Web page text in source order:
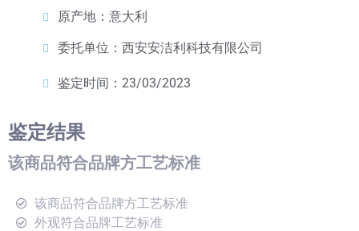
原产地：意大利
委托单位：西安安洁利科技有限公司
鉴定时间：23/03/2023
鉴定结果
该商品符合品牌方工艺标准
该商品符合品牌方工艺标准
外观符合品牌工艺标准